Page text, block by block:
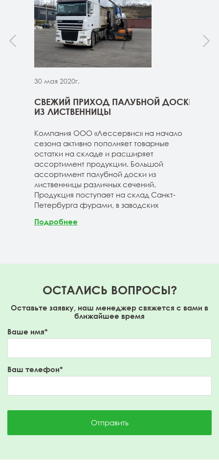
30 мая 2020г.
СВЕЖИЙ ПРИХОД ПАЛУБНОЙ ДОСКИ
ИЗ ЛИСТВЕННИЦЫ
Компания ООО «Лессервис» на начало
сезона активно пополняет товарные
остатки на складе и расширяет
ассортимент продукции. Большой
ассортимент палубной доски из
лиственницы различных сечений.
Продукция поступает на склад Санкт-
Петербурга фурами, в заводских
Подробнее
ОСТАЛИСЬ ВОПРОСЫ?
Оставьте заявку, наш менеджер свяжется с вами в
ближайшее время
Ваше имя*
Ваш телефон*
Отправить